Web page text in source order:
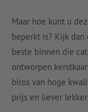
Maar hoe kunt u
beperkt is? Kijk
beste binnen die
ontworpen
biros van hoge
prijs en liever